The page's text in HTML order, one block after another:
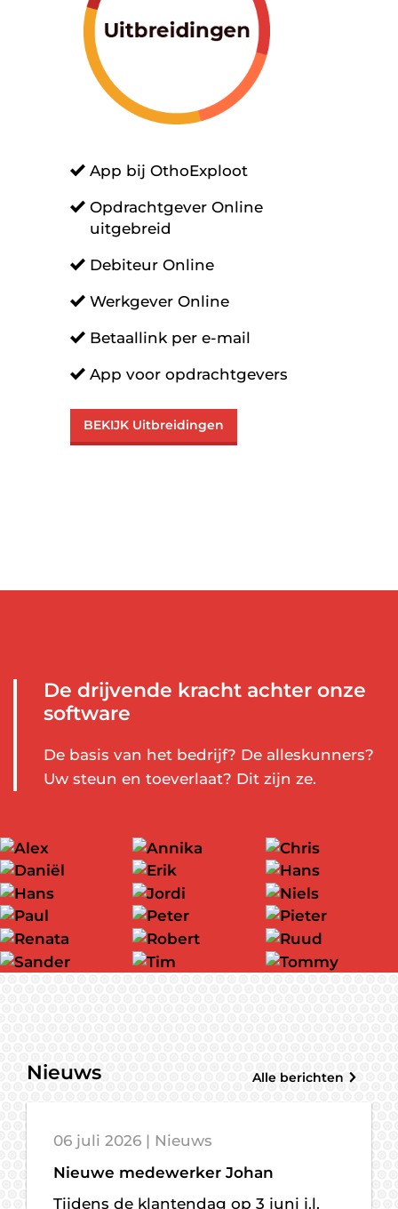
App bij OthoExploot
Opdrachtgever Online
uitgebreid
Debiteur Online
Werkgever Online
Betaallink per e-mail
App voor opdrachtgevers
BEKIJK Uitbreidingen
De drijvende kracht achter onze
software
De basis van het bedrijf? De alleskunners?
Uw steun en toeverlaat? Dit zijn ze.
Alex
Profiel
Annika
Profiel
Chris
Profiel
Daniël
Profiel
Erik
Profiel
Hans
Profiel
Hans Jordi Niels
Paul Peter Pieter
Profiel
Nieuws Alle berichten
06 juli 2026 | Nieuws
Nieuwe medewerker Johan
Tijdens de klantendag op 3 juni j.l.